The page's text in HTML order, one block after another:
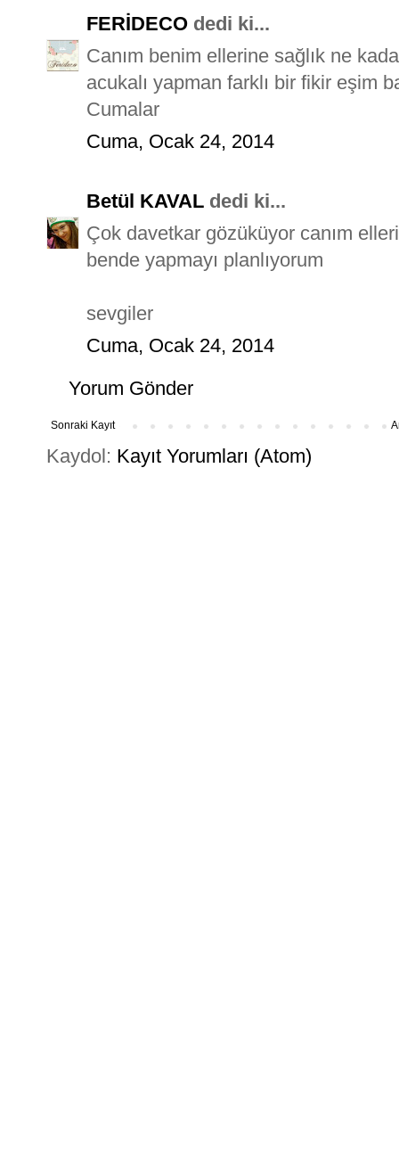
FERİDECO dedi ki...
Canım benim ellerine sağlık ne
acukalı yapman farklı bir fikir eşim
Cumalar
Cuma, Ocak 24, 2014
Betül KAVAL dedi ki...
Çok davetkar gözüküyor canım
bende yapmayı planlıyorum
sevgiler
Cuma, Ocak 24, 2014
Yorum Gönder
Sonraki Kayıt
Kaydol: Kayıt Yorumları (Atom)